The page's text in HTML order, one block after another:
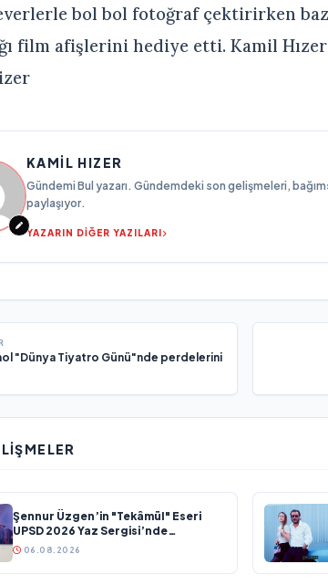
bol bol fotoğraf çektirirken
film afişlerini hediye etti. Kamil
KAMIL HIZER
Gündemi Bul yazarı. Gündemdeki son gelişmeleri,
paylaşıyor.
YAZARIN DİĞER YAZILARI
"Dünya Tiyatro Günü"nde perdelerini
Şennur Üzgen’in "Tekâmül" Eseri
UPSD 2026 Yaz Sergisi’nde
Sanatseverlerle Buluşuyor
06.08.2026